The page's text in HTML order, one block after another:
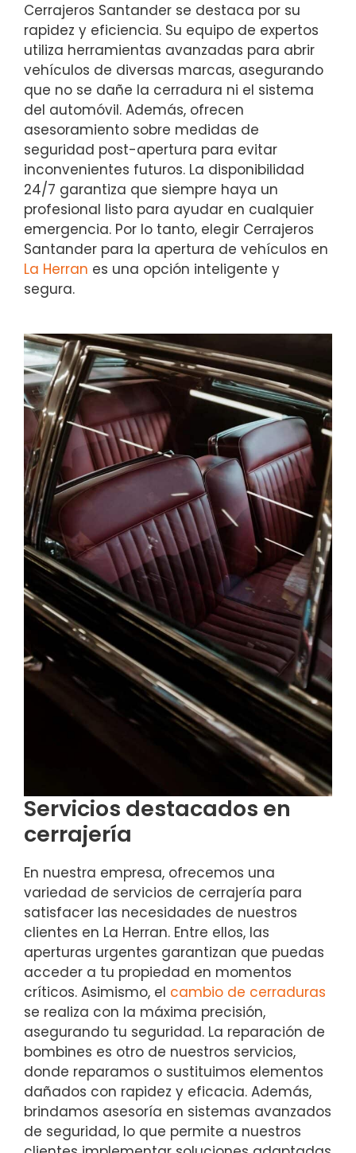
Cerrajeros Santander se destaca por su
rapidez y eficiencia. Su equipo de expertos
utiliza herramientas avanzadas para abrir
vehículos de diversas marcas, asegurando
que no se dañe la cerradura ni el sistema
del automóvil. Además, ofrecen
asesoramiento sobre medidas de
seguridad post-apertura para evitar
inconvenientes futuros. La disponibilidad
24/7 garantiza que siempre haya un
profesional listo para ayudar en cualquier
emergencia. Por lo tanto, elegir Cerrajeros
Santander para la apertura de vehículos en
La Herran es una opción inteligente y
segura.
Servicios destacados en
cerrajería
En nuestra empresa, ofrecemos una
variedad de servicios de cerrajería para
satisfacer las necesidades de nuestros
clientes en La Herran. Entre ellos, las
aperturas urgentes garantizan que puedas
acceder a tu propiedad en momentos
críticos. Asimismo, el cambio de cerraduras
se realiza con la máxima precisión,
asegurando tu seguridad. La reparación de
bombines es otro de nuestros servicios,
donde reparamos o sustituimos elementos
dañados con rapidez y eficacia. Además,
brindamos asesoría en sistemas avanzados
de seguridad, lo que permite a nuestros